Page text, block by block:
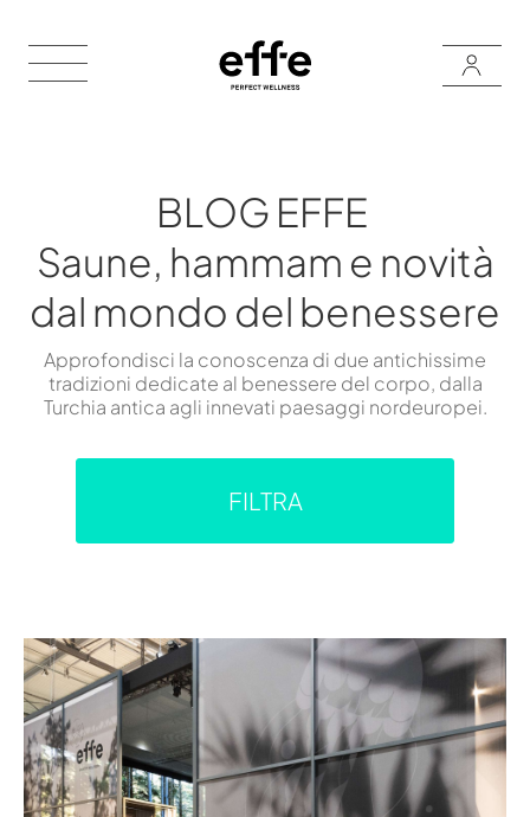
BLOG EFFE
Saune, hammam e novità
dal mondo del benessere
Approfondisci la conoscenza di due antichissime
tradizioni dedicate al benessere del corpo, dalla
Turchia antica agli innevati paesaggi nordeuropei.
FILTRA